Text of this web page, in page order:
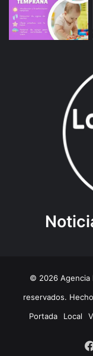
© 2026 Agencia
reservados.
Portada
Local